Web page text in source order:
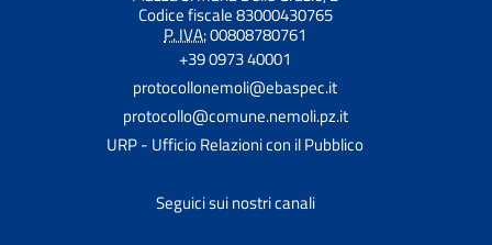
Codice fiscale 83000430765
P. IVA:00808780761
+39 0973 40001
protocollonemoli@ebaspec.it
protocollo@comune.nemoli.pz.it
URP - Ufficio Relazioni con il Pubblico
Seguici sui nostri canali